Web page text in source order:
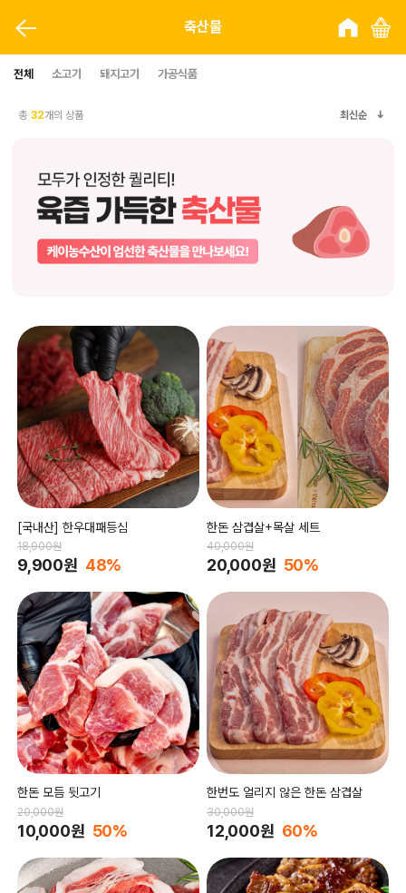
축산물
전체 소고기 돼지고기 가공식품
총 32개의 상품 최신순
[국내산] 한우대패등심
18,900원
9,900원 48%
한돈 삼겹살+목살 세트
40,000원
20,000원 50%
한돈 모듬 뒷고기
20,000원
10,000원 50%
한번도 얼리지 않은 한돈 삼겹살
30,000원
12,000원 60%